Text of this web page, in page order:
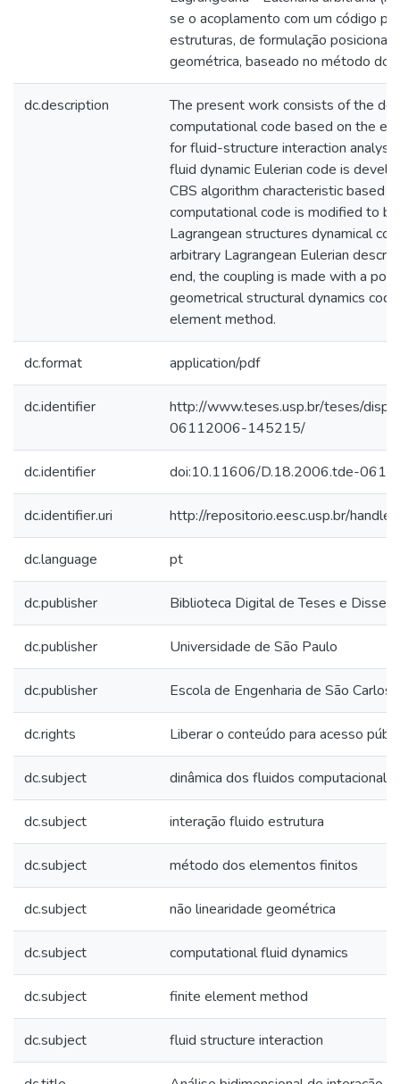
se o acoplamento com um código
estruturas, de formulação posicional
geométrica, baseado no método
dc.description
The present work consists of the
computational code based on the
for fluid-structure interaction
fluid dynamic Eulerian code is
CBS algorithm characteristic based
computational code is modified to
Lagrangean structures dynamical
arbitrary Lagrangean Eulerian
end, the coupling is made with a
geometrical structural dynamics
element method.
dc.format application/pdf
dc.identifier
http://www.teses.usp.br/teses/
06112006-145215/
dc.identifier doi:10.11606/D.18.2006.tde-
dc.identifier.uri http://repositorio.eesc.usp.br/
dc.language pt
dc.publisher Biblioteca Digital de Teses e
dc.publisher Universidade de São Paulo
dc.publisher Escola de Engenharia de São Carlos
dc.rights Liberar o conteúdo para acesso
dc.subject dinâmica dos fluidos computacional
dc.subject interação fluido estrutura
dc.subject método dos elementos finitos
dc.subject não linearidade geométrica
dc.subject computational fluid dynamics
dc.subject finite element method
dc.subject fluid structure interaction